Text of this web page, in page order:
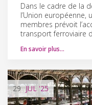
Dans le cadre de la
l’Union européenne,
membres prévoit
transport ferroviaire
En savoir plus…
29 JUL'25